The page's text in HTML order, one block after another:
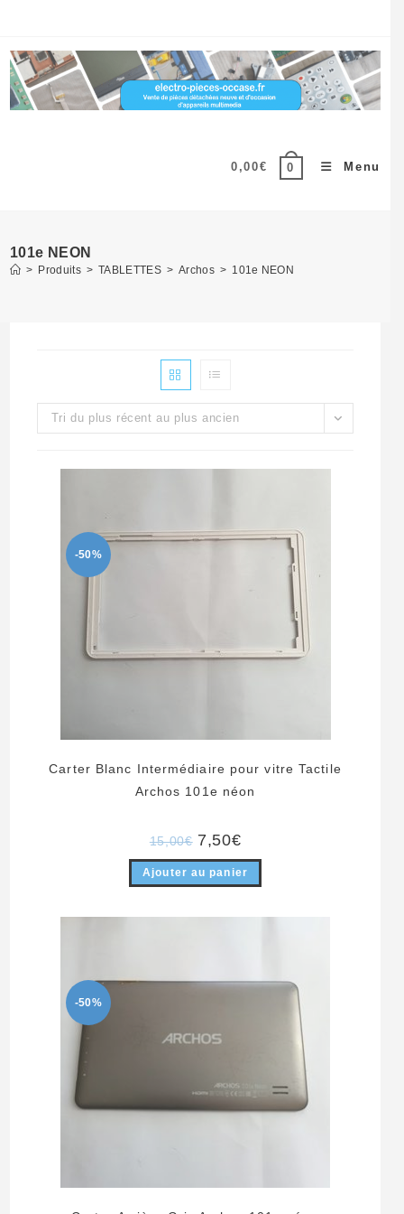
content
0,00€ 0 Menu
101e NEON
> Produits > TABLETTES > Archos > 101e NEON
Tri du plus récent au plus ancien
-50%
Carter Blanc Intermédiaire pour vitre Tactile
Archos 101e néon
15,00€ Le
prix
initial
était :
15,00€.
7,50€Le
actuel
est :
7,50€.
Ajouter au panier
-50%